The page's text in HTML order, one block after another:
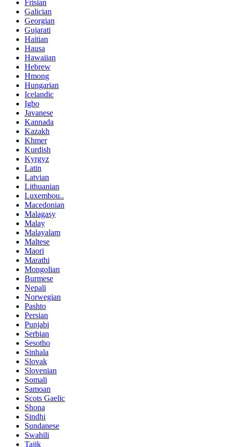
Frisian
Galician
Georgian
Gujarati
Haitian
Hausa
Hawaiian
Hebrew
Hmong
Hungarian
Icelandic
Igbo
Javanese
Kannada
Kazakh
Khmer
Kurdish
Kyrgyz
Latin
Latvian
Lithuanian
Luxembou..
Macedonian
Malagasy
Malay
Malayalam
Maltese
Maori
Marathi
Mongolian
Burmese
Nepali
Norwegian
Pashto
Persian
Punjabi
Serbian
Sesotho
Sinhala
Slovak
Slovenian
Somali
Samoan
Scots Gaelic
Shona
Sindhi
Sundanese
Swahili
Tajik